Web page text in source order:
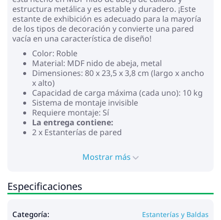
estructura metálica y es estable y duradero. ¡Este
estante de exhibición es adecuado para la mayoría
de los tipos de decoración y convierte una pared
vacía en una característica de diseño!
Color: Roble
Material: MDF nido de abeja, metal
Dimensiones: 80 x 23,5 x 3,8 cm (largo x ancho
x alto)
Capacidad de carga máxima (cada uno): 10 kg
Sistema de montaje invisible
Requiere montaje: Sí
La entrega contiene:
2 x Estanterías de pared
Mostrar más
Especificaciones
Categoría: Estanterías y Baldas